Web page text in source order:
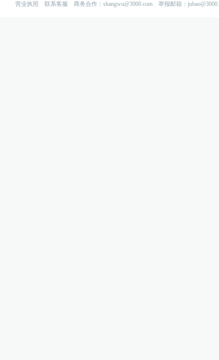
营业执照
联系客服 商务合作：shangwu@3000.com 举报邮箱：